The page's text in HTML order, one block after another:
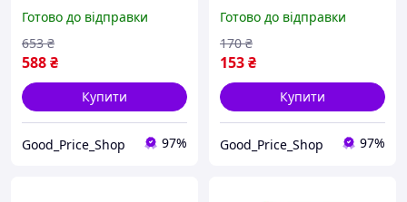
Готово до відправки
588₴
653 ₴
Купити
Good_Price_Shop 97%
Готово до відправки
153₴
170 ₴
Купити
Good_Price_Shop 97%